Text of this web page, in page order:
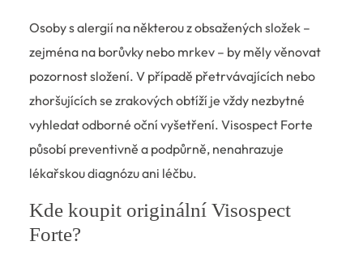
Osoby s alergií na některou z obsažených složek –
zejména na borůvky nebo mrkev – by měly věnovat
pozornost složení. V případě přetrvávajících nebo
zhoršujících se zrakových obtíží je vždy nezbytné
vyhledat odborné oční vyšetření. Visospect Forte
působí preventivně a podpůrně, nenahrazuje
lékařskou diagnózu ani léčbu.
Kde koupit originální Visospect
Forte?